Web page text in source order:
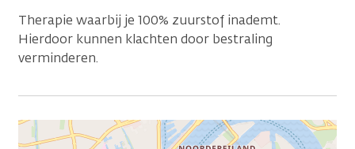
Therapie waarbij je 100% zuurstof inademt.
Hierdoor kunnen klachten door bestraling
verminderen.